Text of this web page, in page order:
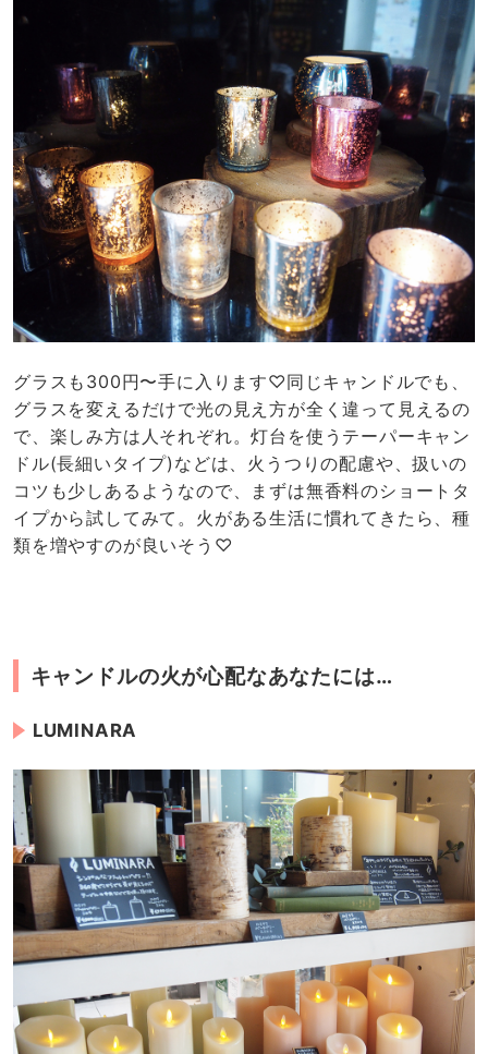
グラスも300円〜手に入ります♡同じキャンドルでも、
グラスを変えるだけで光の見え方が全く違って見えるの
で、楽しみ方は人それぞれ。灯台を使うテーパーキャン
ドル(長細いタイプ)などは、火うつりの配慮や、扱いの
コツも少しあるようなので、まずは無香料のショートタ
イプから試してみて。火がある生活に慣れてきたら、種
類を増やすのが良いそう♡
キャンドルの火が心配なあなたには…
LUMINARA